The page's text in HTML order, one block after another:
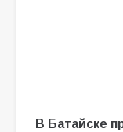
В Батайске